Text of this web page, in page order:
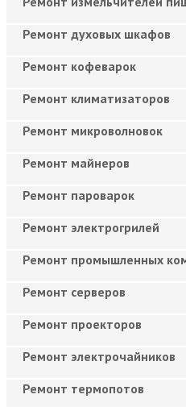
Ремонт духовых шкафов
Ремонт кофеварок
Ремонт климатизаторов
Ремонт микроволновок
Ремонт майнеров
Ремонт пароварок
Ремонт электрогрилей
Ремонт промышленных
Ремонт серверов
Ремонт проекторов
Ремонт электрочайников
Ремонт термопотов